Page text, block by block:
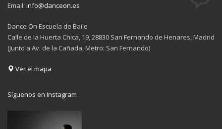
Email: info@danceon.es
Dance On Escuela de Baile
Calle de la Huerta Chica, 19, 28830 San Fernando de Henares, Madrid
(Junto a Av. de la Cañada, Metro: San Fernando)
Ver el mapa
Síguenos en Instagram